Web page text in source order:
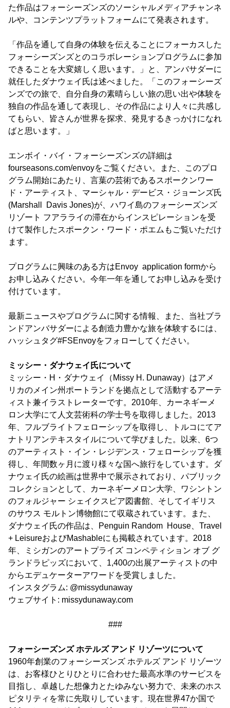
た作品はフォーシーズンズのソーシャルメディアチャンネ
ルや、コンテンツプラットフォームにて発表されます。
「作品を通して自身の体験を伝えることにフォーカスした
フォーシーズンズとのコラボレーションプログラムに参加
できることを大変嬉しく思います。」と、アンバサダーに
就任したダナウェイ氏は述べました。「このフォーシーズ
ンズでの旅で、自分自身の素晴らしい旅の思い出や体験を
独自の作品を通して表現し、その作品により人々に共感し
てもらい、皆さんが世界を探求、発見するきっかけになれ
ばと思います。」
エンボイ・バイ・フォーシーズンズの詳細は
fourseasons.com/envoyをご覧ください。また、このプロ
グラム開始にあたり、言葉の芸術であるスポークンワー
ド・アーティスト、マーシャル・デービス・ジョーンズ氏
(Marshall Davis Jones)が、ハワイ島のフォーシーズンズ
リゾート フアラライの滞在からインスピレーションを受
けて製作したスポークン・ワード・ポエムもご覧いただけ
ます。
プログラムに興味のある方はEnvoy application formから
お申し込みください。今年一年を通してお申し込みを受け
付けています。
最新ニュースやプログラムに関する情報、また、当社ブラ
ンドアンバサダーによる創造力豊かな旅を体験するには、
ハッシュタグ#FSEnvoyをフォローしてください。
ミッシー・ダナウェイ氏について
ミッシー・H・ダナウェイ（Missy H. Dunaway）はアメ
リカのメイン州ポートランドを拠点として活動するアーテ
ィスト兼イラストレーターです。2010年、カーネギーメ
ロン大学にて人文芸術科の学士号を取得しました。2013
年、フルブライトフェローシップを取得し、トルコにてア
ナトリアンテキスタイルについて学びました。以来、6つ
のアーティスト・イン・レジデンス・フェローシップを獲
得し、年間数ヶ月に渡り様々な国へ旅行をしています。ダ
ナウェイ氏の絵画は世界中で展示されており、パブリック
コレクションとして、カーネギーメロン大学、ワシントン
のフォルジャー シェイクスピア図書館、そしてイギリス
のサウス モルトン博物館にて収蔵されています。また、
ダナウェイ氏の作品は、Penguin Random House、Travel
+ LeisureおよびMashableにも掲載されています。2018
年、ミシガンのアートプライズ コンペティション オブ グ
ランドラピッズにおいて、1,400の出展アーティストの中
からエデュケーターアワードを受賞しました。
インスタグラム: @missydunaway
ウェブサイト: missydunaway.com
###
フォーシーズンズ ホテルズ アンド リゾーツについて
1960年創業のフォーシーズンズ ホテルズ アンド リゾーツ
は、お客様ひとりひとりに合わせた最高水準のサービスを
目指し、卓越した想像力とたゆみない努力で、未来のホス
ピタリティを常に先取りしています。現在世界47か国で